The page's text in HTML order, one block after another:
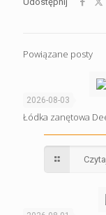
Powiązane posty
2026-08-03
Łódka zanętowa